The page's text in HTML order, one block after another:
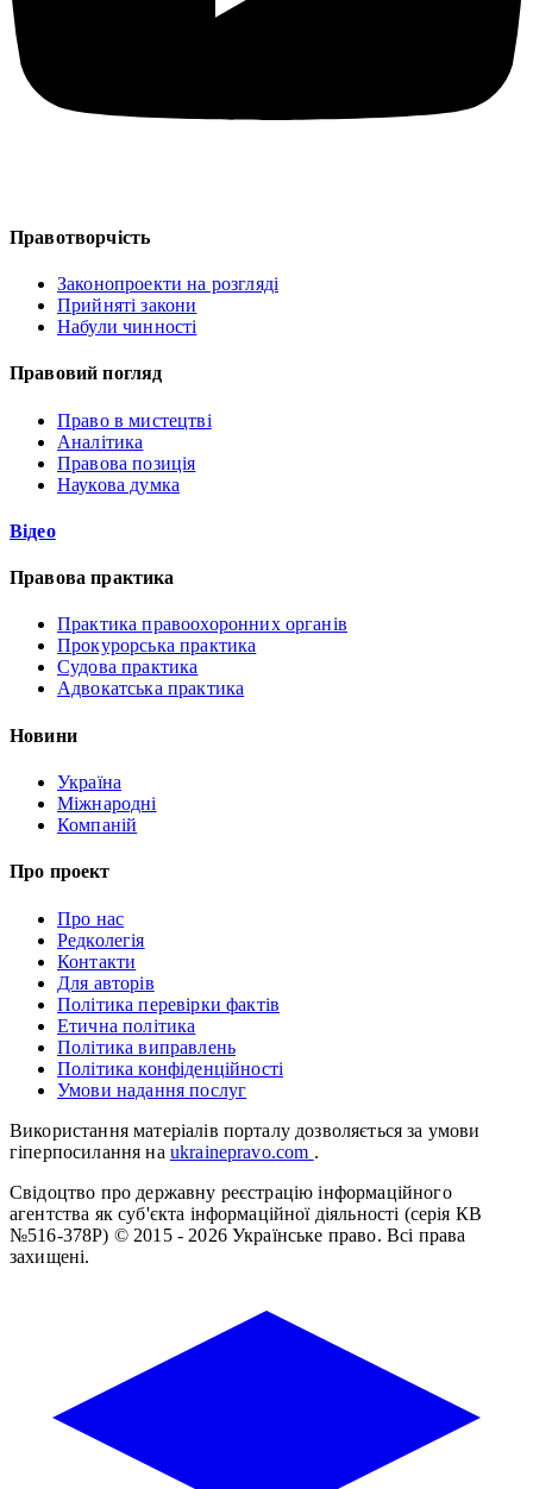
Правотворчість
Законопроекти на розгляді
Прийняті закони
Набули чинності
Правовий погляд
Право в мистецтві
Аналітика
Правова позиція
Наукова думка
Відео
Правова практика
Практика правоохоронних органів
Прокурорська практика
Судова практика
Адвокатська практика
Новини
Україна
Міжнародні
Компаній
Про проект
Про нас
Редколегія
Контакти
Для авторів
Політика перевірки фактів
Етична політика
Політика виправлень
Політика конфіденційності
Умови надання послуг
Використання матеріалів порталу дозволяється за умови
гіперпосилання на ukrainepravo.com .
Свідоцтво про державну реєстрацію інформаційного
агентства як суб'єкта інформаційної діяльності (серія КВ
№516-378Р) © 2015 - 2026 Українське право. Всі права
захищені.